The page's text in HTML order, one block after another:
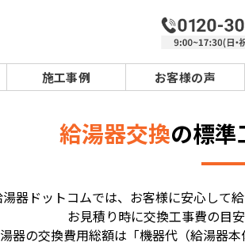
施工事例 お客様の声
給湯器交換の標準
器ドットコムでは、お客様に安心して
お見積り時に交換工事費の目
器の交換費用総額は「機器代（給湯器本